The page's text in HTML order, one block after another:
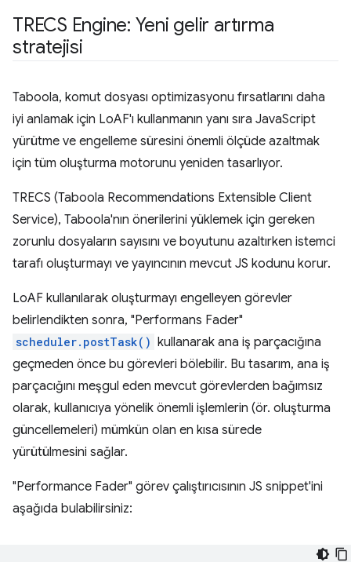
TRECS Engine: Yeni gelir artırma
stratejisi
Taboola, komut dosyası optimizasyonu fırsatlarını daha
iyi anlamak için LoAF'ı kullanmanın yanı sıra JavaScript
yürütme ve engelleme süresini önemli ölçüde azaltmak
için tüm oluşturma motorunu yeniden tasarlıyor.
TRECS (Taboola Recommendations Extensible Client
Service), Taboola'nın önerilerini yüklemek için gereken
zorunlu dosyaların sayısını ve boyutunu azaltırken istemci
tarafı oluşturmayı ve yayıncının mevcut JS kodunu korur.
LoAF kullanılarak oluşturmayı engelleyen görevler
belirlendikten sonra, "Performans Fader"
scheduler.postTask() kullanarak ana iş parçacığına
geçmeden önce bu görevleri bölebilir. Bu tasarım, ana iş
parçacığını meşgul eden mevcut görevlerden bağımsız
olarak, kullanıcıya yönelik önemli işlemlerin (ör. oluşturma
güncellemeleri) mümkün olan en kısa sürede
yürütülmesini sağlar.
"Performance Fader" görev çalıştırıcısının JS snippet'ini
aşağıda bulabilirsiniz: